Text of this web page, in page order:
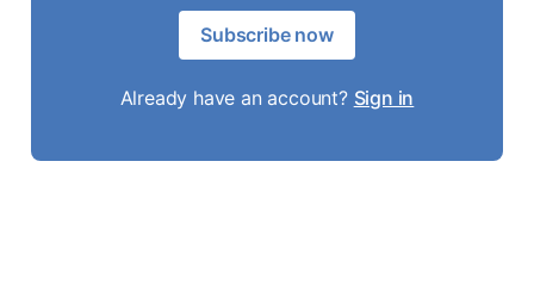
Subscribe now
Already have an account? Sign in